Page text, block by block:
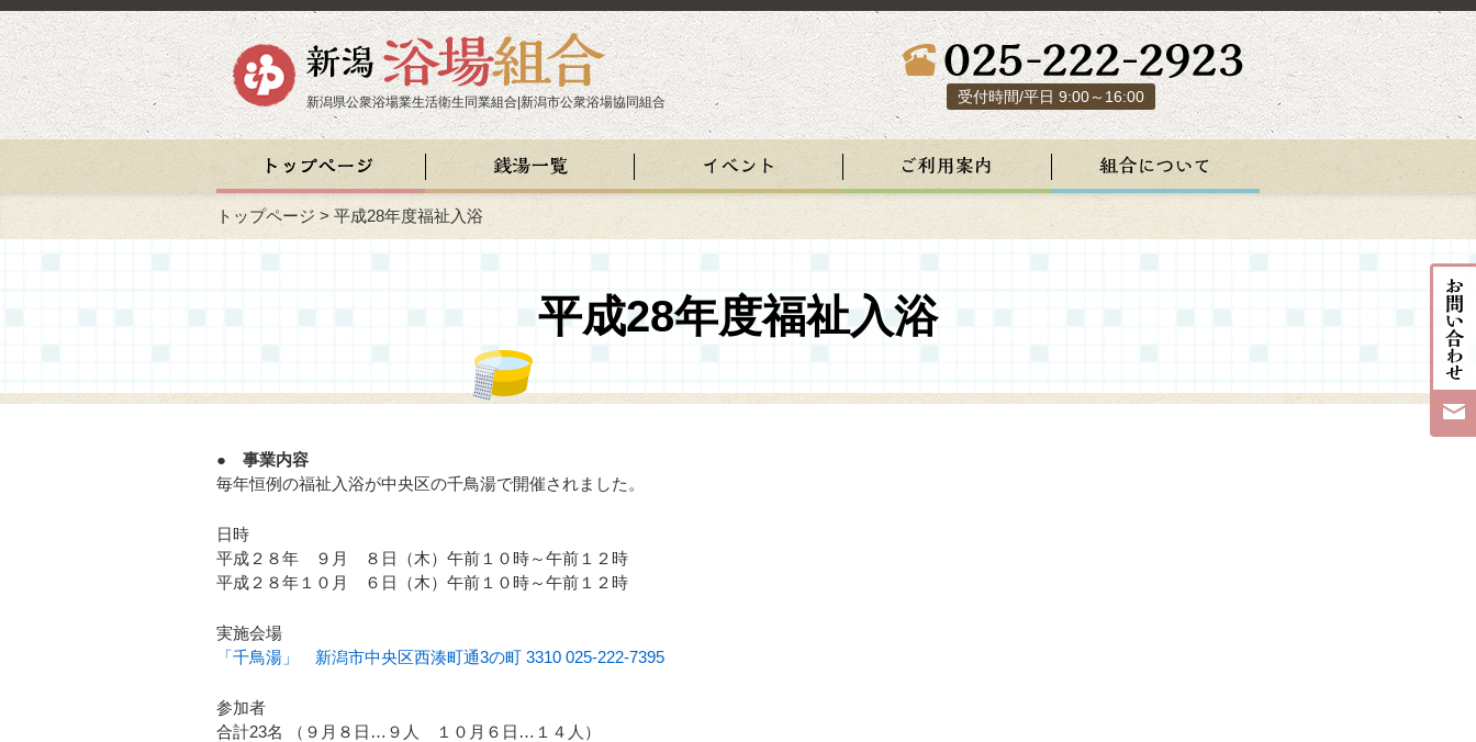
新潟県公衆浴場業生活衛生同業組合|新潟市公衆浴場協同組合 受付時間/平日 9:00～16:00
トップページ >平成28年度福祉入浴
平成28年度福祉入浴
● 事業内容
毎年恒例の福祉入浴が中央区の千鳥湯で開催されました。
日時
平成２８年 ９月 ８日（木）午前１０時～午前１２時
平成２８年１０月 ６日（木）午前１０時～午前１２時
実施会場
「千鳥湯」 新潟市中央区西湊町通3の町 3310 025-222-7395
参加者
合計23名 （９月８日…９人 １０月６日…１４人）